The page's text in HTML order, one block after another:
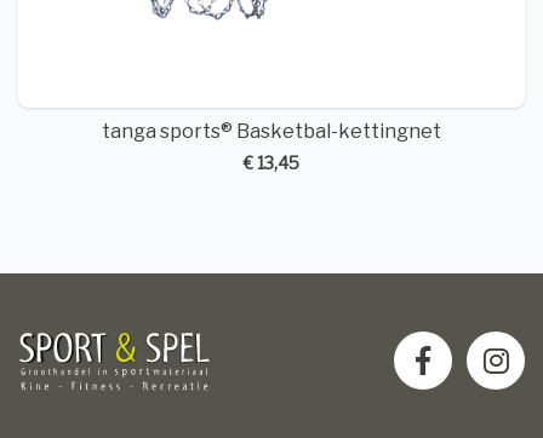
tanga sports® Basketbal-kettingnet
€ 13,45